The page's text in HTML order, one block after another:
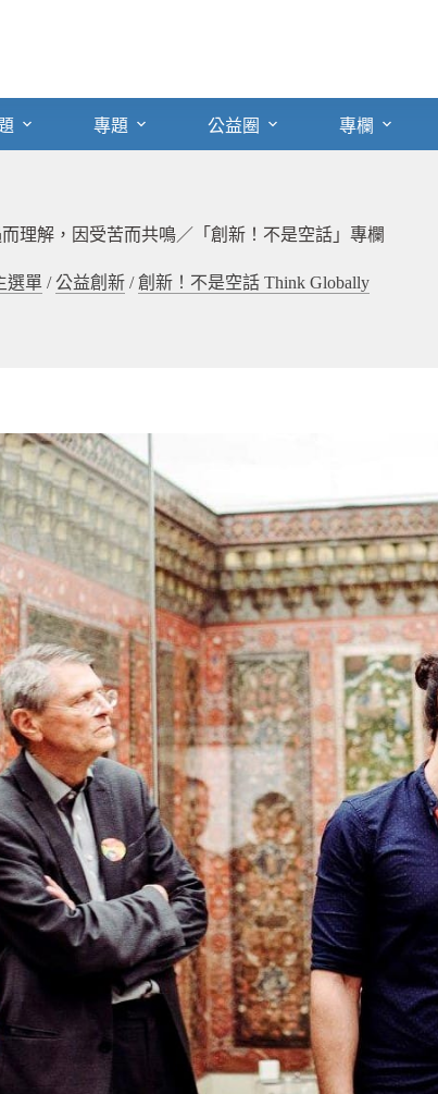
專題 公益圈 專欄
理解，因受苦而共鳴／「創新！不是空話」專欄
選單 /公益創新 /創新！不是空話 Think Globally